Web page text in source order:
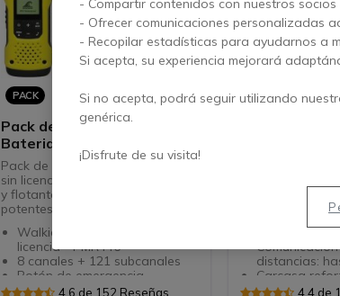
PACK
Pack de 2 Motorola T92 +
Baterias potentes
Pack de 2 walkie talkies de uso
sin licencia, ultra resistentes IP67
y flotantes - incluye 2 baterías
potentes
Walkie Talkie de uso sin
licencia - PMR446
8 canales + 121 subcanales
Botón de emergencia
Norma IP67: sumergible hasta
4.6 de 152 Reseñas
PACK
Walkie talkie
libre, sin
distancias:
Carcasa
IPX4
4.4 de
- Compartir contenidos con nuestros
- Ofrecer comunicaciones personalizadas
- Recopilar estadísticas para ayudarnos a
Si acepta, su experiencia mejorará
Si no acepta, podrá seguir utilizando
genérica.
¡Disfrute de su visita!